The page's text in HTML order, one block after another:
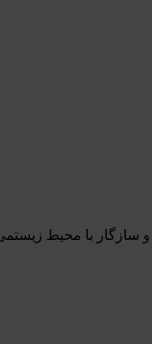
سازگار با محیط